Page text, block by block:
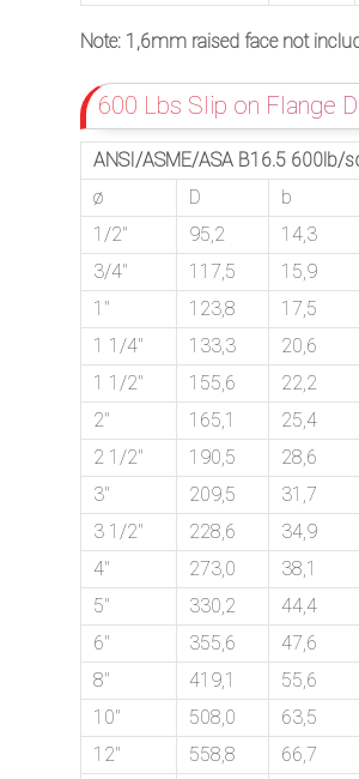
Note: 1,6mm raised face not
600 Lbs Slip on Flange
ANSI/ASME/ASA B16.5 600lb/
ø
D b
1/2″
95,2 14,3
3/4″
117,5 15,9
1″
123,8 17,5
1 1/4″
133,3 20,6
1 1/2″
155,6 22,2
2″
165,1 25,4
2 1/2″
190,5 28,6
3″
209,5 31,7
3 1/2″
228,6 34,9
4″
273,0 38,1
5″
330,2 44,4
6″
355,6 47,6
8″
419,1 55,6
10″
508,0 63,5
12″
558,8 66,7